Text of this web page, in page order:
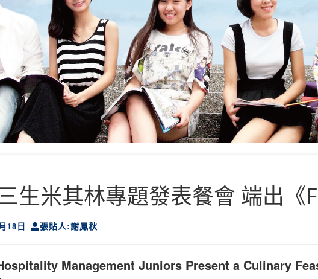
生米其林專題發表餐會 端出《
18日 張貼人:謝鳳秋
Management Juniors Present a Culinary